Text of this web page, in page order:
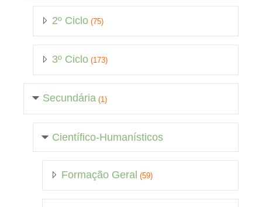
2º Ciclo (75)
3º Ciclo (173)
Secundária (1)
Científico-Humanísticos
Formação Geral (59)